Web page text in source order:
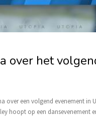
over het
over een volgend evenement in
hoopt op een dansevenement